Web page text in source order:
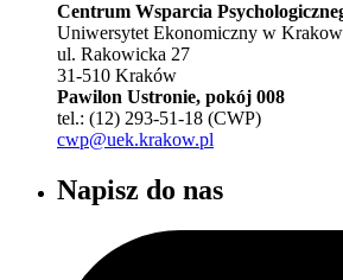
Centrum Wsparcia
Uniwersytet Ekonomiczny w
ul. Rakowicka 27
31-510 Kraków
Pawilon Ustronie, pokój 008
tel.: (12) 293-51-18 (CWP)
cwp@uek.krakow.pl
Napisz do nas